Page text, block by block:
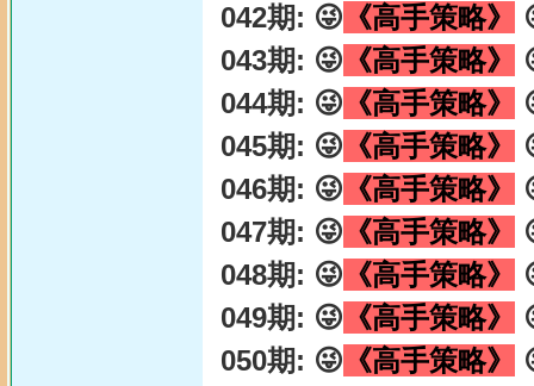
042期: 😜 《高手策略》
043期: 😜 《高手策略》
044期: 😜 《高手策略》
045期: 😜 《高手策略》
046期: 😜 《高手策略》
047期: 😜 《高手策略》
048期: 😜 《高手策略》
049期: 😜 《高手策略》
050期: 😜 《高手策略》